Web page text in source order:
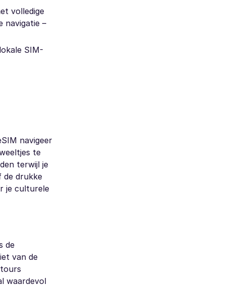
volledige
navigatie –
SIM-
navigeer
te
terwijl je
de drukke
je culturele
de
van de
waardevol